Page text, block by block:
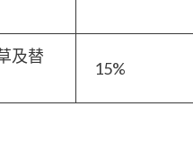
及替
15%